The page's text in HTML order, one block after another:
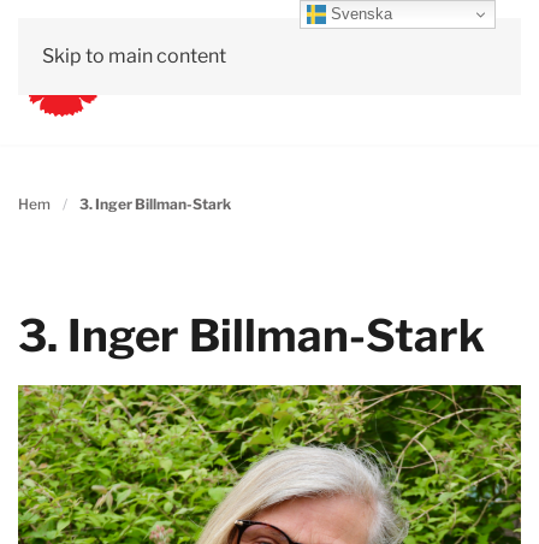
Skip to main content
Hem 3. Inger Billman-Stark
3. Inger Billman-Stark
Svenska